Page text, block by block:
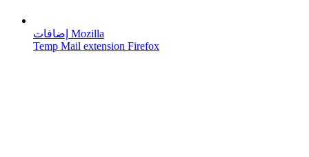
إضافات Mozilla
Temp Mail extension Firefox